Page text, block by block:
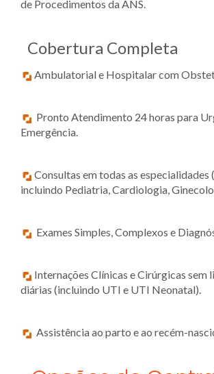
de Procedimentos da ANS.
Cobertura Completa
Ambulatorial e Hospitalar com
Pronto Atendimento 24 horas para
Emergência.
Consultas em todas as especialidades
incluindo Pediatria, Cardiologia,
Exames Simples, Complexos e
Internações Clínicas e Cirúrgicas sem
diárias (incluindo UTI e UTI Neonatal).
Assistência ao parto e ao recém-